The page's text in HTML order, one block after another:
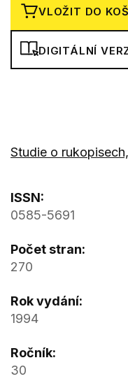
VLOŽIT DO
DIGITÁLNÍ
Studie o
ISSN:
0585-5691
Počet stran:
270
Rok vydání:
1994
Ročník:
30